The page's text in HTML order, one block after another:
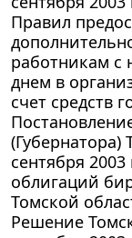
Правил
работникам
днем в
счет средств
(Губернатора)
сентября
облигаций
Томской
Решение